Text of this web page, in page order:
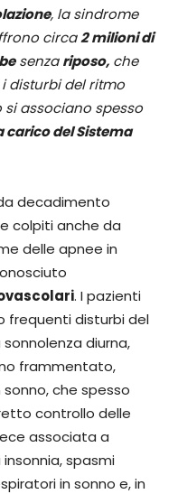
, la sindrome
circa2 milioni di
senzariposo, che
i disturbi del ritmo
associano spesso
del Sistema
decadimento
colpiti anche da
delle apnee in
. I pazienti
frequenti disturbi del
diurna,
frammentato,
che spesso
controllo delle
associata a
spasmi
in sonno e, in